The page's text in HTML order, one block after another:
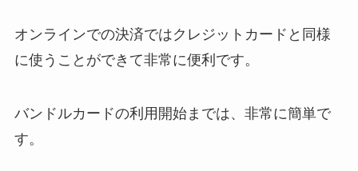
オンラインでの決済ではクレジットカードと同様
に使うことができて非常に便利です。
バンドルカードの利用開始までは、非常に簡単で
す。